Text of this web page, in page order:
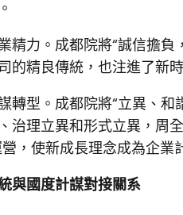
精力。成都院將“誠信擔負
的精良傳統，也注進了新
轉型。成都院將“立異、
治理立異和形式立異，周
，使新成長理念成為企業
與國度計謀對接關系